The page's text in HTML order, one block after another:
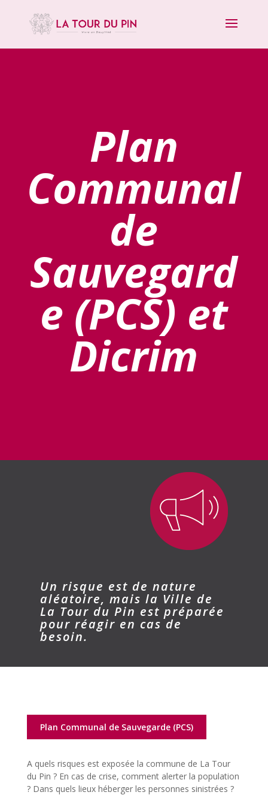
Plan
Communal
de
Sauvegard
e (PCS) et
Dicrim
Un risque est de nature
aléatoire, mais la Ville de
La Tour du Pin est préparée
pour réagir en cas de
besoin.
Plan Communal de Sauvegarde (PCS)
A quels risques est exposée la commune de La Tour
du Pin ? En cas de crise, comment alerter la population
? Dans quels lieux héberger les personnes sinistrées ?